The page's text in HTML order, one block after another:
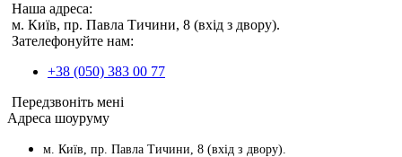
Наша адреса:
м. Київ, пр. Павла Тичини, 8 (вхід з двору).
Зателефонуйте нам:
+38 (050) 383 00 77
Передзвоніть мені
Адреса шоуруму
м. Київ, пр. Павла Тичини, 8 (вхід з двору).